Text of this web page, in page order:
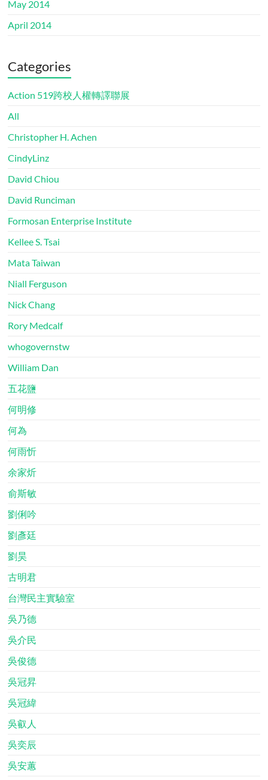
May 2014
April 2014
Categories
Action 519跨校人權轉譯聯展
All
Christopher H. Achen
CindyLinz
David Chiou
David Runciman
Formosan Enterprise Institute
Kellee S. Tsai
Mata Taiwan
Niall Ferguson
Nick Chang
Rory Medcalf
whogovernstw
William Dan
五花鹽
何明修
何為
何雨忻
余家炘
俞斯敏
劉俐吟
劉彥廷
劉昊
古明君
台灣民主實驗室
吳乃德
吳介民
吳俊德
吳冠昇
吳冠緯
吳叡人
吳奕辰
吳安蕙